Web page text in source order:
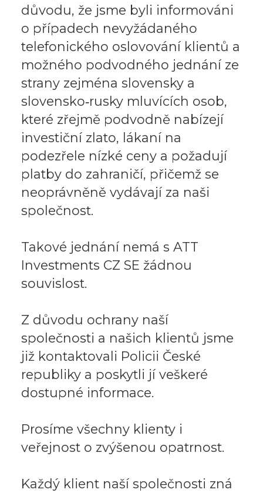
důvodu, že jsme byli informováni
o případech nevyžádaného
telefonického oslovování klientů a
možného podvodného jednání ze
strany zejména slovensky a
slovensko‑rusky mluvících osob,
které zřejmě podvodně nabízejí
investiční zlato, lákaní na
podezřele nízké ceny a požadují
platby do zahraničí, přičemž se
neoprávněně vydávají za naši
společnost.
Takové jednání nemá s ATT
Investments CZ SE žádnou
souvislost.
Z důvodu ochrany naší
společnosti a našich klientů jsme
již kontaktovali Policii České
republiky a poskytli jí veškeré
dostupné informace.
Prosíme všechny klienty i
veřejnost o zvýšenou opatrnost.
Každý klient naší společnosti zná